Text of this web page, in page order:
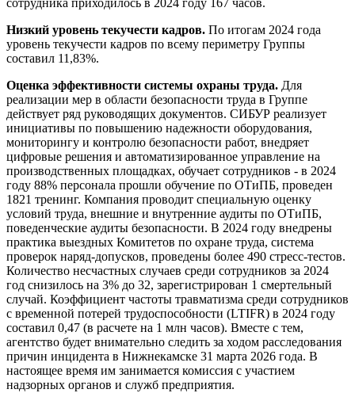
сотрудника приходилось в 2024 году 167 часов.
Низкий уровень текучести кадров. По итогам 2024 года
уровень текучести кадров по всему периметру Группы
составил 11,83%.
Оценка эффективности системы охраны труда. Для
реализации мер в области безопасности труда в Группе
действует ряд руководящих документов. СИБУР реализует
инициативы по повышению надежности оборудования,
мониторингу и контролю безопасности работ, внедряет
цифровые решения и автоматизированное управление на
производственных площадках, обучает сотрудников - в 2024
году 88% персонала прошли обучение по ОТиПБ, проведен
1821 тренинг. Компания проводит специальную оценку
условий труда, внешние и внутренние аудиты по ОТиПБ,
поведенческие аудиты безопасности. В 2024 году внедрены
практика выездных Комитетов по охране труда, система
проверок наряд-допусков, проведены более 490 стресс-тестов.
Количество несчастных случаев среди сотрудников за 2024
год снизилось на 3% до 32, зарегистрирован 1 смертельный
случай. Коэффициент частоты травматизма среди сотрудников
с временной потерей трудоспособности (LTIFR) в 2024 году
составил 0,47 (в расчете на 1 млн часов). Вместе с тем,
агентство будет внимательно следить за ходом расследования
причин инцидента в Нижнекамске 31 марта 2026 года. В
настоящее время им занимается комиссия с участием
надзорных органов и служб предприятия.